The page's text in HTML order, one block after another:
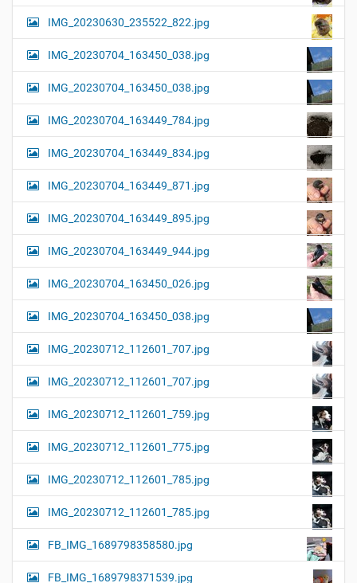
IMG_20230630_235522_822.jpg
IMG_20230704_163450_038.jpg
IMG_20230704_163450_038.jpg
IMG_20230704_163449_784.jpg
IMG_20230704_163449_834.jpg
IMG_20230704_163449_871.jpg
IMG_20230704_163449_895.jpg
IMG_20230704_163449_944.jpg
IMG_20230704_163450_026.jpg
IMG_20230704_163450_038.jpg
IMG_20230712_112601_707.jpg
IMG_20230712_112601_707.jpg
IMG_20230712_112601_759.jpg
IMG_20230712_112601_775.jpg
IMG_20230712_112601_785.jpg
IMG_20230712_112601_785.jpg
FB_IMG_1689798358580.jpg
FB_IMG_1689798371539.jpg